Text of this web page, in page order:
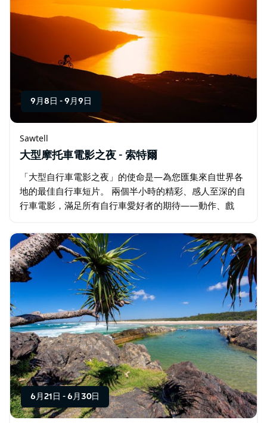
9月8日 - 9月9日
Sawtell
大型摩托車電影之夜 - 索特爾
「大型自行車電影之夜」的使命是—為您匯集來自世界各
地的最佳自行車短片。 兩個半小時的精彩、感人至深的自
行車電影，滿足所有自行車愛好者的期待——動作、戲
全、完全、完全地為自行車愛好者量身打造。 …
6月21日 - 6月30日